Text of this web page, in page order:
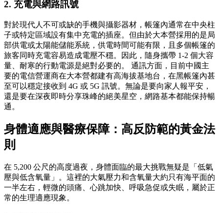
2. 充電與網路訊號
對於現代人不可或缺的手機與攝影器材，帳篷內通常在中央柱
子或特定區域設有集中充電的插座。但由於大本營採用的是局
部供電或太陽能儲能系統，供電時間可能有限，且多個帳篷的
旅客同時充電容易造成電壓不穩。因此，隨身攜帶 1-2 個大容
量、耐寒的行動電源是絕對必要的。 通訊方面，目前中國主
要的電信營運商在大本營都建有高海拔基地台，在黑帳篷內甚
至可以穩定接收到 4G 或 5G 訊號。無論是要向家人報平安，
還是要在深夜即時分享珠峰的絕美星空，網路基本都能保持暢
通。
身體適應與醫療保障：高反防範的黃金法
則
在 5,200 公尺的高度過夜，身體面臨的最大挑戰無疑是「低氣
壓與低含氧量」。這裡的大氣壓力和含氧量大約只有海平面的
一半左右，輕微的頭痛、心跳加快、呼吸急促或失眠，屬於正
常的生理適應現象。